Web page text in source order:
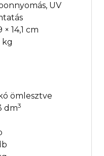
UV
× 14,1 cm
kg
ömlesztve
dm3